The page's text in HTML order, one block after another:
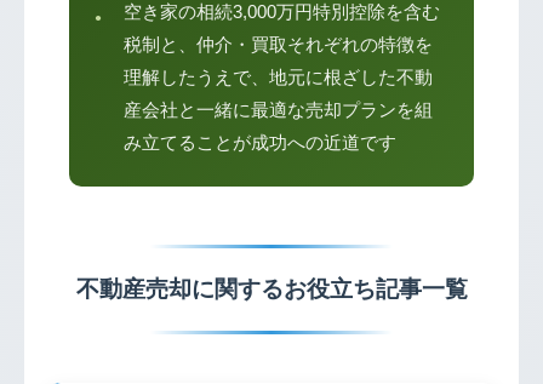
空き家の相続3,000万円特別控除を含む
税制と、仲介・買取それぞれの特徴を
理解したうえで、地元に根ざした不動
産会社と一緒に最適な売却プランを組
み立てることが成功への近道です
不動産売却に関するお役立ち記事一覧